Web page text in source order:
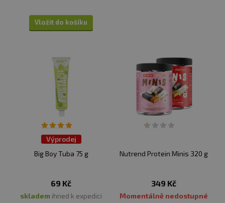
Vložit do košíku
Výprodej
Big Boy Tuba 75 g
69 Kč
skladem ihned k expedici
Nutrend Protein Minis 320 g
349 Kč
Momentálně nedostupné